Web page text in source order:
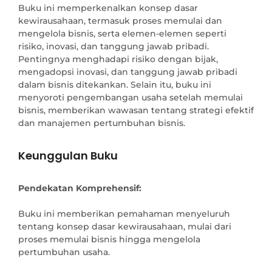
Buku ini memperkenalkan konsep dasar
kewirausahaan, termasuk proses memulai dan
mengelola bisnis, serta elemen-elemen seperti
risiko, inovasi, dan tanggung jawab pribadi.
Pentingnya menghadapi risiko dengan bijak,
mengadopsi inovasi, dan tanggung jawab pribadi
dalam bisnis ditekankan. Selain itu, buku ini
menyoroti pengembangan usaha setelah memulai
bisnis, memberikan wawasan tentang strategi efektif
dan manajemen pertumbuhan bisnis.
Keunggulan Buku
Pendekatan Komprehensif:
Buku ini memberikan pemahaman menyeluruh
tentang konsep dasar kewirausahaan, mulai dari
proses memulai bisnis hingga mengelola
pertumbuhan usaha.